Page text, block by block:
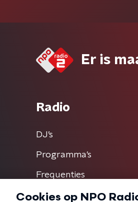
Er is
Radio
DJ’s
Programma's
Frequenties